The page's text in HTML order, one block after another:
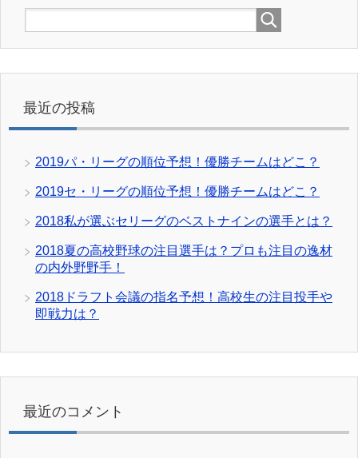
最近の投稿
2019パ・リーグの順位予想！優勝チームはどこ？
2019セ・リーグの順位予想！優勝チームはどこ？
2018私が選ぶセリーグのベストナインの選手とは？
2018夏の高校野球の注目選手は？プロも注目の逸材
の内外野野手！
2018ドラフト会議の指名予想！高校生の注目投手や
即戦力は？
最近のコメント